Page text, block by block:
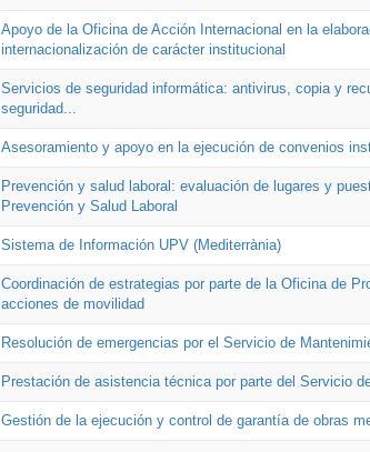
Apoyo de la Oficina de Acción Internacional en la
internacionalización de carácter institucional
Servicios de seguridad informática: antivirus, copia y
seguridad...
Asesoramiento y apoyo en la ejecución de convenios
Prevención y salud laboral: evaluación de lugares y
Prevención y Salud Laboral
Sistema de Información UPV (Mediterrània)
Coordinación de estrategias por parte de la Oficina de
acciones de movilidad
Resolución de emergencias por el Servicio de
Prestación de asistencia técnica por parte del Servicio
Gestión de la ejecución y control de garantía de obras